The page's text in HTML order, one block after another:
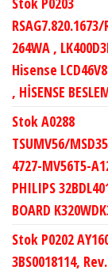
RSAG7.820.1673/
264WA ,
Hisense
, HİSENSE
Stok A0288
TSUMV56/
4727-MV56T5-
PHILIPS
BOARD
Stok P0202
3BS0018114,